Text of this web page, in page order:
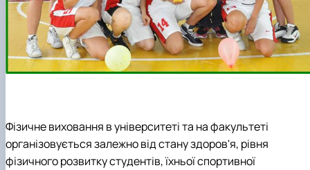
Фізичне виховання в університеті та на факультеті
організовується залежно від стану здоров'я, рівня
фізичного розвитку студентів, їхньої спортивної